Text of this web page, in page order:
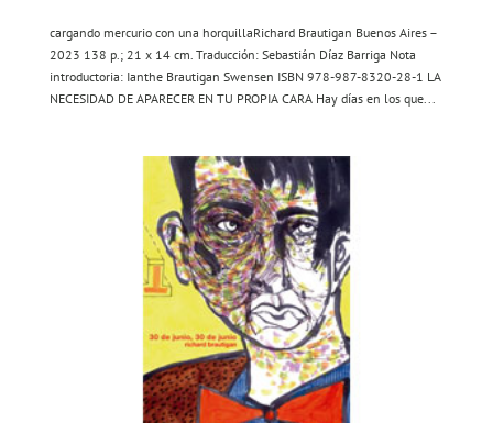
cargando mercurio con una horquillaRichard Brautigan Buenos Aires –
2023 138 p.; 21 x 14 cm. Traducción: Sebastián Díaz Barriga Nota
introductoria: Ianthe Brautigan Swensen ISBN 978-987-8320-28-1 LA
NECESIDAD DE APARECER EN TU PROPIA CARA Hay días en los que...